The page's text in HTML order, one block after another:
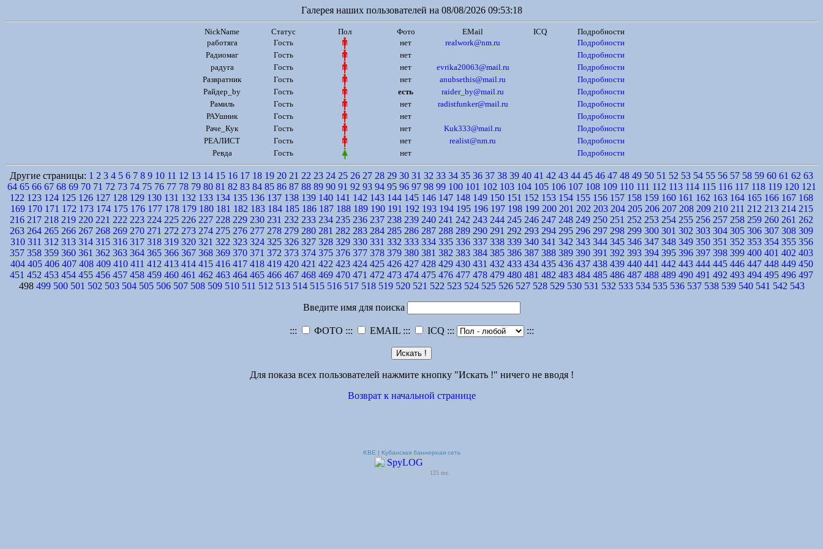
Галерея наших пользователей на 08/08/2026 09:53:18
NickName Статус Пол Фото EMail ICQ
Подробности
работяга
Гость нет realwork@nm.ru
Подробности
Радиомаг
Гость нет
Подробности
радуга
Гость нет evrika20063@mail.ru
Подробности
Развратник
Гость нет anubsethis@mail.ru
Подробности
Райдер_by
Гость есть raider_by@mail.ru
Подробности
Рамиль
Гость нет radistfunker@mail.ru
Подробности
РАУшник
Гость нет
Подробности
Раче_Кук
Гость нет Kuk333@mail.ru
Подробности
РЕАЛИСТ
Гость нет realist@nm.ru
Подробности
Ревда
Гость нет Подробности
Другие страницы: 1 2 3 4 5 6 7 8 9 10 11 12 13 14 15 16 17 18 19 20 21 22 23 24 25 26 27 28 29 30 31 32 33 34 35 36 37 38 39 40 41 42 43 44 45 46 47 48 49 50 51 52 53 54 55 56 57 58 59 60 61 62 63
64 65 66 67 68 69 70 71 72 73 74 75 76 77 78 79 80 81 82 83 84 85 86 87 88 89 90 91 92 93 94 95 96 97 98 99 100 101 102 103 104 105 106 107 108 109 110 111 112 113 114 115 116 117 118 119 120 121
122 123 124 125 126 127 128 129 130 131 132 133 134 135 136 137 138 139 140 141 142 143 144 145 146 147 148 149 150 151 152 153 154 155 156 157 158 159 160 161 162 163 164 165 166 167 168
169 170 171 172 173 174 175 176 177 178 179 180 181 182 183 184 185 186 187 188 189 190 191 192 193 194 195 196 197 198 199 200 201 202 203 204 205 206 207 208 209 210 211 212 213 214 215
216 217 218 219 220 221 222 223 224 225 226 227 228 229 230 231 232 233 234 235 236 237 238 239 240 241 242 243 244 245 246 247 248 249 250 251 252 253 254 255 256 257 258 259 260 261 262
263 264 265 266 267 268 269 270 271 272 273 274 275 276 277 278 279 280 281 282 283 284 285 286 287 288 289 290 291 292 293 294 295 296 297 298 299 300 301 302 303 304 305 306 307 308 309
310 311 312 313 314 315 316 317 318 319 320 321 322 323 324 325 326 327 328 329 330 331 332 333 334 335 336 337 338 339 340 341 342 343 344 345 346 347 348 349 350 351 352 353 354 355 356
357 358 359 360 361 362 363 364 365 366 367 368 369 370 371 372 373 374 375 376 377 378 379 380 381 382 383 384 385 386 387 388 389 390 391 392 393 394 395 396 397 398 399 400 401 402 403
404 405 406 407 408 409 410 411 412 413 414 415 416 417 418 419 420 421 422 423 424 425 426 427 428 429 430 431 432 433 434 435 436 437 438 439 440 441 442 443 444 445 446 447 448 449 450
451 452 453 454 455 456 457 458 459 460 461 462 463 464 465 466 467 468 469 470 471 472 473 474 475 476 477 478 479 480 481 482 483 484 485 486 487 488 489 490 491 492 493 494 495 496 497
498 499 500 501 502 503 504 505 506 507 508 509 510 511 512 513 514 515 516 517 518 519 520 521 522 523 524 525 526 527 528 529 530 531 532 533 534 535 536 537 538 539 540 541 542 543
Введите имя для поиска
::: ФОТО ::: EMAIL ::: ICQ ::: :::
Для показа всех пользователей нажмите кнопку "Искать !" ничего не вводя !
Возврат к начальной странице
KBE | Кубанская баннерная сеть
125 ms.